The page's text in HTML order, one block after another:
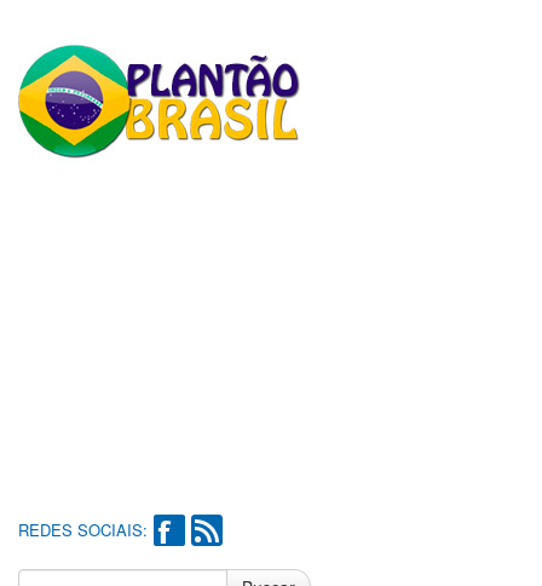
REDES SOCIAIS: